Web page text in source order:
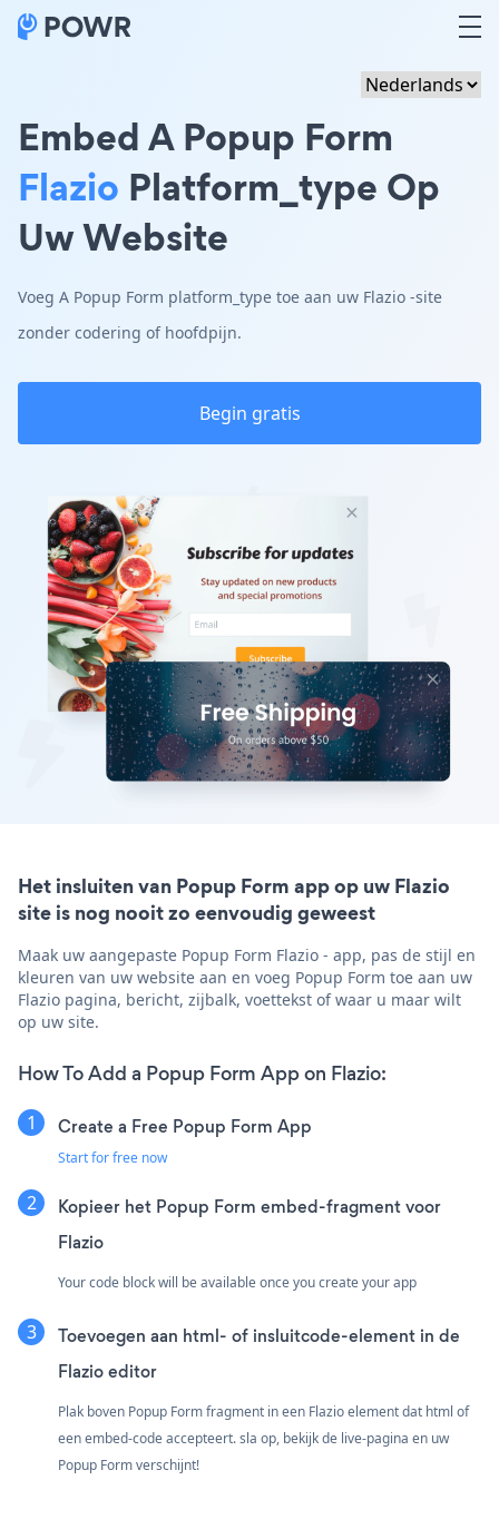
Embed A Popup Form
Flazio Platform_type Op
Uw Website
Voeg A Popup Form platform_type toe aan uw Flazio -site
zonder codering of hoofdpijn.
Begin gratis
Het insluiten van Popup Form app op uw Flazio
site is nog nooit zo eenvoudig geweest
Maak uw aangepaste Popup Form Flazio - app, pas de stijl en
kleuren van uw website aan en voeg Popup Form toe aan uw
Flazio pagina, bericht, zijbalk, voettekst of waar u maar wilt
op uw site.
How To Add a Popup Form App on Flazio:
Create a Free Popup Form App
Start for free now
Kopieer het Popup Form embed-fragment voor
Flazio
Your code block will be available once you create your app
Toevoegen aan html- of insluitcode-element in de
Flazio editor
Plak boven Popup Form fragment in een Flazio element dat html of
een embed-code accepteert. sla op, bekijk de live-pagina en uw
Popup Form verschijnt!